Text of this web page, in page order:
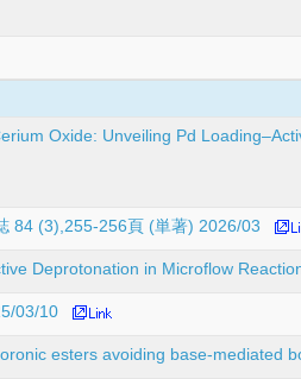
Oxide: Unveiling Pd
84 (3),255-256頁 (単著) 2026/03
Deprotonation in Microflow
03/10
esters avoiding base-mediated